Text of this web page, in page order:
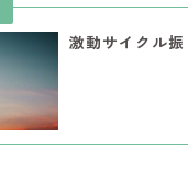
激動サイクル振